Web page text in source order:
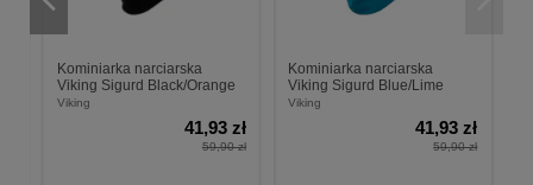
Kominiarka narciarska
Viking Sigurd Black/Orange
Viking
41,93 zł
59,90 zł
Kominiarka narciarska
Viking Sigurd Blue/Lime
Viking
41,93 zł
59,90 zł